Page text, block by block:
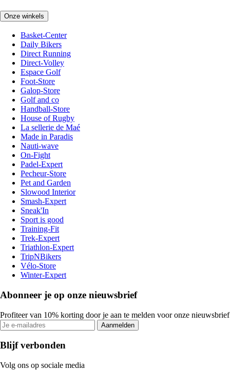
Onze winkels
Basket-Center
Daily Bikers
Direct Running
Direct-Volley
Espace Golf
Foot-Store
Galop-Store
Golf and co
Handball-Store
House of Rugby
La sellerie de Maé
Made in Paradis
Nauti-wave
On-Fight
Padel-Expert
Pecheur-Store
Pet and Garden
Slowood Interior
Smash-Expert
Sneak'In
Sport is good
Training-Fit
Trek-Expert
Triathlon-Expert
TripNBikers
Vélo-Store
Winter-Expert
Abonneer je op onze nieuwsbrief
Profiteer van 10% korting door je aan te melden voor onze nieuwsbrief
Aanmelden
Blijf verbonden
Volg ons op sociale media